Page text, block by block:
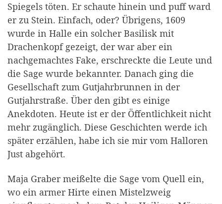
Spiegels töten. Er schaute hinein und puff ward
er zu Stein. Einfach, oder? Übrigens, 1609
wurde in Halle ein solcher Basilisk mit
Drachenkopf gezeigt, der war aber ein
nachgemachtes Fake, erschreckte die Leute und
die Sage wurde bekannter. Danach ging die
Gesellschaft zum Gutjahrbrunnen in der
Gutjahrstraße. Über den gibt es einige
Anekdoten. Heute ist er der Öffentlichkeit nicht
mehr zugänglich. Diese Geschichten werde ich
später erzählen, habe ich sie mir vom Halloren
Just abgehört.
Maja Graber meißelte die Sage vom Quell ein,
wo ein armer Hirte einen Mistelzweig